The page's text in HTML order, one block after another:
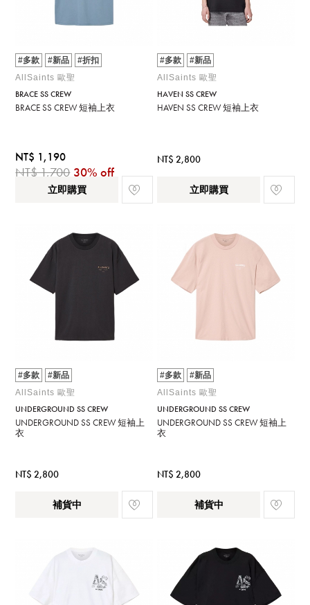
#多款 #新品
#折扣
AllSaints 歐聖
BRACE SS CREW
BRACE SS CREW 短袖上衣
NT$ 1,190
NT$ 1,700 30% off
立即購買
#多款
#新品
AllSaints 歐聖
HAVEN SS CREW
HAVEN SS CREW 短袖上衣
NT$ 2,800
立即購買
#多款
#新品
AllSaints 歐聖
UNDERGROUND SS CREW
UNDERGROUND SS CREW 短袖上
衣
NT$ 2,800
補貨中
#多款
#新品
AllSaints 歐聖
UNDERGROUND SS CREW
UNDERGROUND SS CREW 短袖上
衣
NT$ 2,800
補貨中